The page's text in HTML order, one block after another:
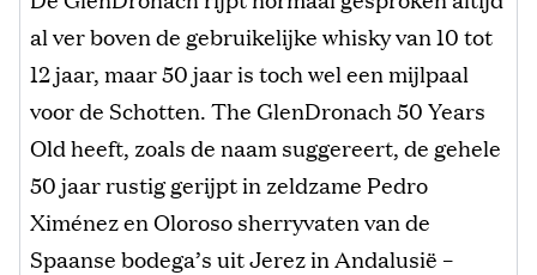
al ver boven de gebruikelijke whisky van 10 tot
12 jaar, maar 50 jaar is toch wel een mijlpaal
voor de Schotten. The GlenDronach 50 Years
Old heeft, zoals de naam suggereert, de gehele
50 jaar rustig gerijpt in zeldzame Pedro
Ximénez en Oloroso sherryvaten van de
Spaanse bodega’s uit Jerez in Andalusië –